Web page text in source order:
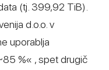
(tj. 399,92 TiB).
d.o.o. v
uporablja
%« , spet drugič